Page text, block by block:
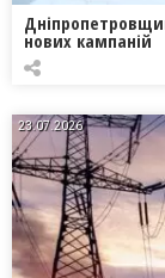
нових кампаній
23.07.2026